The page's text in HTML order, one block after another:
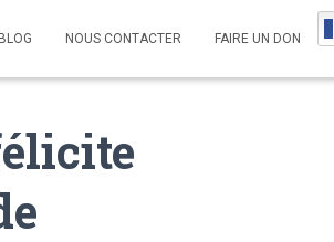
BLOG NOUS CONTACTER FAIRE UN DON